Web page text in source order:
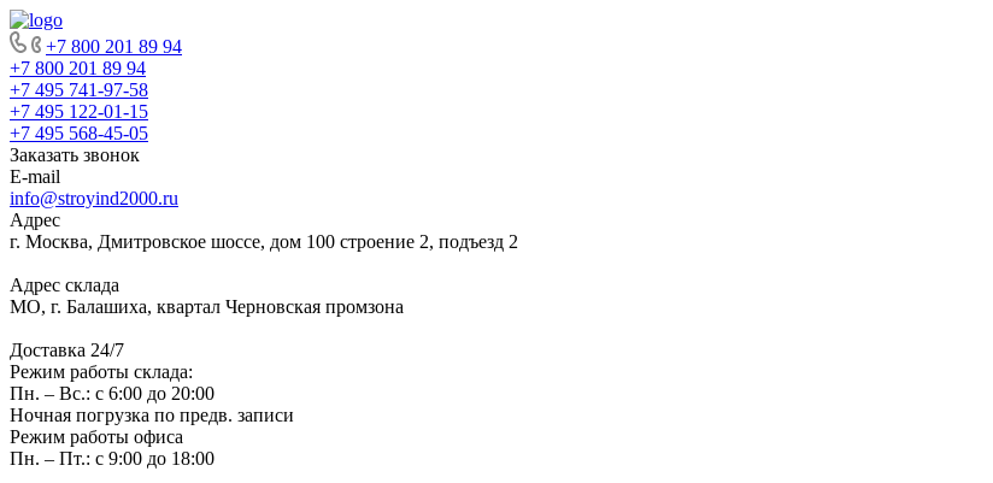
+7 800 201 89 94
+7 800 201 89 94
+7 495 741-97-58
+7 495 122-01-15
+7 495 568-45-05
Заказать звонок
E-mail
info@stroyind2000.ru
Адрес
г. Москва, Дмитровское шоссе, дом 100 строение 2, подъезд 2
Адрес склада
МО, г. Балашиха, квартал Черновская промзона
Доставка 24/7
Режим работы склада:
Пн. – Вс.: с 6:00 до 20:00
Ночная погрузка по предв. записи
Режим работы офиса
Пн. – Пт.: с 9:00 до 18:00